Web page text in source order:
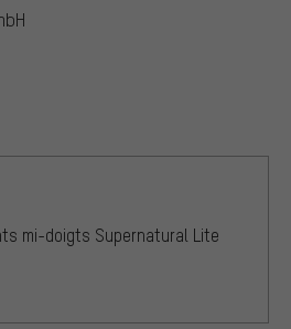
mi-doigts Supernatural Lite